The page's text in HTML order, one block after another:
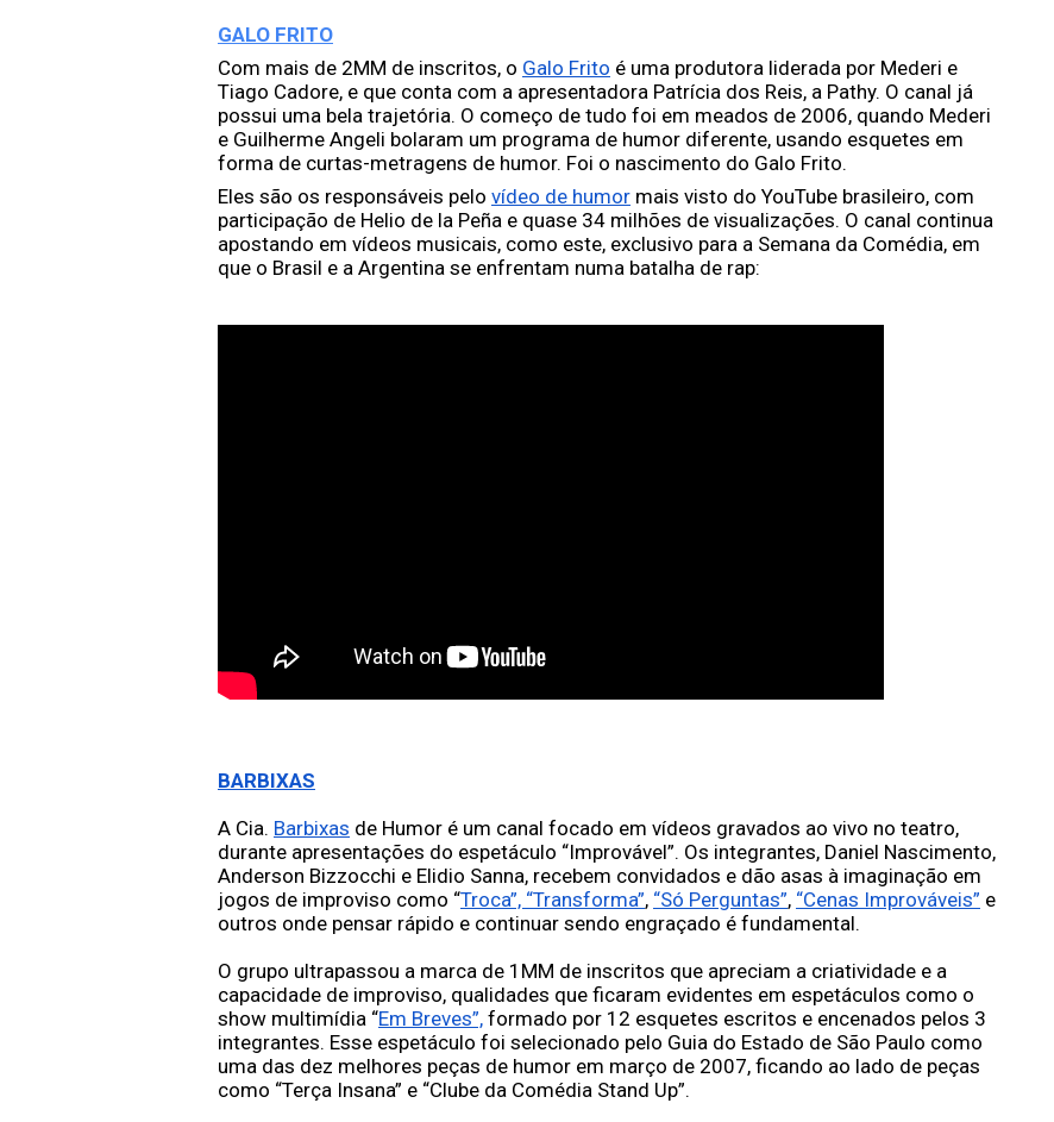
GALO FRITO
Com mais de 2MM de inscritos, o Galo Frito é uma produtora liderada por Mederi e
Tiago Cadore, e que conta com a apresentadora Patrícia dos Reis, a Pathy. O canal já
possui uma bela trajetória. O começo de tudo foi em meados de 2006, quando Mederi
e Guilherme Angeli bolaram um programa de humor diferente, usando esquetes em
forma de curtas-metragens de humor. Foi o nascimento do Galo Frito.
Eles são os responsáveis pelo vídeo de humor mais visto do YouTube brasileiro, com
participação de Helio de la Peña e quase 34 milhões de visualizações. O canal continua
apostando em vídeos musicais, como este, exclusivo para a Semana da Comédia, em
que o Brasil e a Argentina se enfrentam numa batalha de rap:
BARBIXAS
A Cia. Barbixas de Humor é um canal focado em vídeos gravados ao vivo no teatro,
durante apresentações do espetáculo “Improvável”. Os integrantes, Daniel Nascimento,
Anderson Bizzocchi e Elidio Sanna, recebem convidados e dão asas à imaginação em
jogos de improviso como “Troca”, “Transforma”, “Só Perguntas”, “Cenas Improváveis” e
outros onde pensar rápido e continuar sendo engraçado é fundamental.
O grupo ultrapassou a marca de 1MM de inscritos que apreciam a criatividade e a
capacidade de improviso, qualidades que ficaram evidentes em espetáculos como o
show multimídia “Em Breves”, formado por 12 esquetes escritos e encenados pelos 3
integrantes. Esse espetáculo foi selecionado pelo Guia do Estado de São Paulo como
uma das dez melhores peças de humor em março de 2007, ficando ao lado de peças
como “Terça Insana” e “Clube da Comédia Stand Up”.